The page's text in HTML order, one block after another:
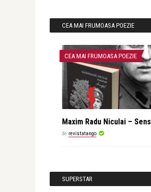
CEA MAI FRUMOASA POEZIE
CEA MAI FRUMOASA POEZIE
Maxim Radu Niculai – Sens
de revistatango
SUPERSTAR